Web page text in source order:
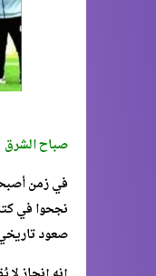
صباح الشرق
في زمن
نجحوا في
صعود